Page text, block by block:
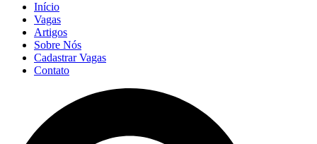
Início
Vagas
Artigos
Sobre Nós
Cadastrar Vagas
Contato